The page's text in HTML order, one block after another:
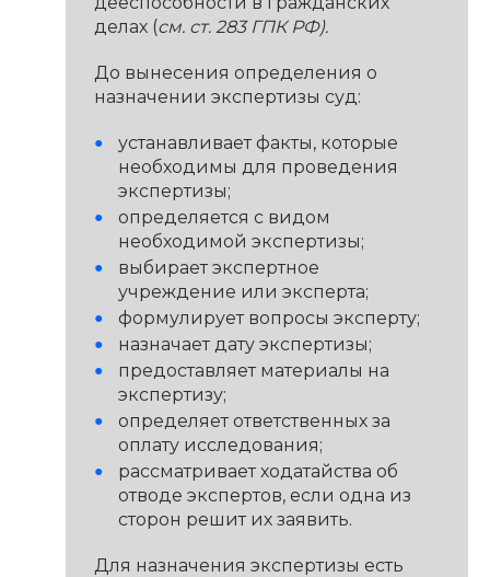
делах (см. ст. 283 ГПК РФ).
До вынесения определения о
назначении экспертизы суд:
устанавливает факты, которые
необходимы для проведения
экспертизы;
определяется с видом
необходимой экспертизы;
выбирает экспертное
учреждение или эксперта;
формулирует вопросы эксперту;
назначает дату экспертизы;
предоставляет материалы на
экспертизу;
определяет ответственных за
оплату исследования;
рассматривает ходатайства об
отводе экспертов, если одна из
сторон решит их заявить.
Для назначения экспертизы есть